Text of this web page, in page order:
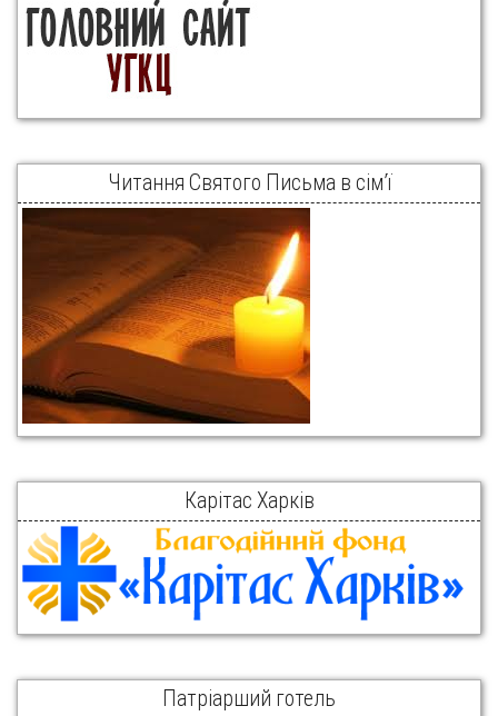
Читання Святого Письма в сім’ї
Карітас Харків
Патріарший готель